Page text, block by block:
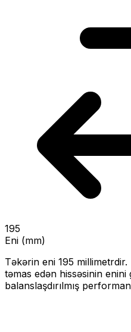
195
Eni (mm)
Təkərin eni 195
təmas edən hissəsinin enini
balanslaşdırılmış